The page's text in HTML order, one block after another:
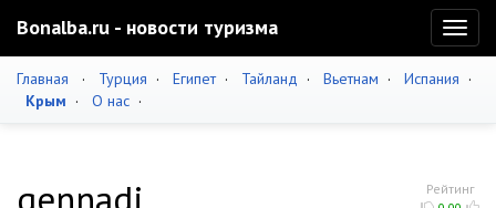
Bonalba.ru - новости туризма
Главная · Турция · Египет· Тайланд · Вьетнам · Испания ·
Крым · О нас ·
Рейтинг